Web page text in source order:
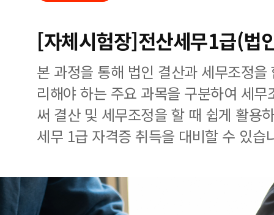
[자체시험장]전산세무1급(법
본 과정을 통해 법인 결산과 세무조정
리해야 하는 주요 과목을 구분하여 세
써 결산 및 세무조정을 할 때 쉽게 활용
세무 1급 자격증 취득을 대비할 수 있습